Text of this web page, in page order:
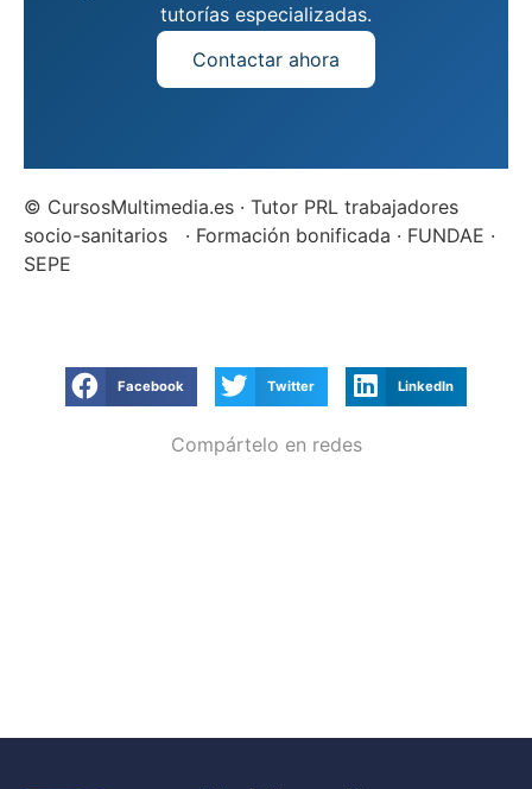
tutorías especializadas.
Contactar ahora
© CursosMultimedia.es · Tutor PRL trabajadores
socio-sanitarios · Formación bonificada · FUNDAE ·
SEPE
Facebook Twitter LinkedIn
Compártelo en redes